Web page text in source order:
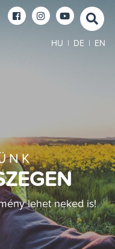
HU DE EN
lehet neked is!